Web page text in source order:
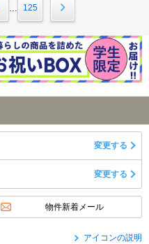
125
変更する
変更する
物件新着メール
アイコンの説明